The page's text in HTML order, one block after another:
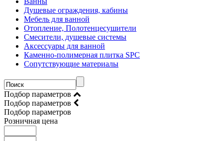
Душевые ограждения, кабины
Мебель для ванной
Отопление, Полотенцесушители
Смесители, душевые системы
Аксессуары для ванной
Каменно-полимерная плитка SPC
Сопутствующие материалы
Подбор параметров
Подбор параметров
Подбор параметров
Розничная цена